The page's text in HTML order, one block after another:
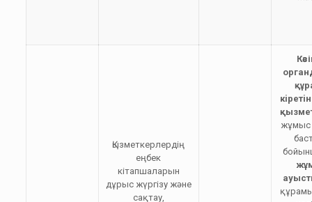
Қызметкерлердің
еңбек
кітапшаларын
дұрыс жүргізу және
сақтау,
жұмыс